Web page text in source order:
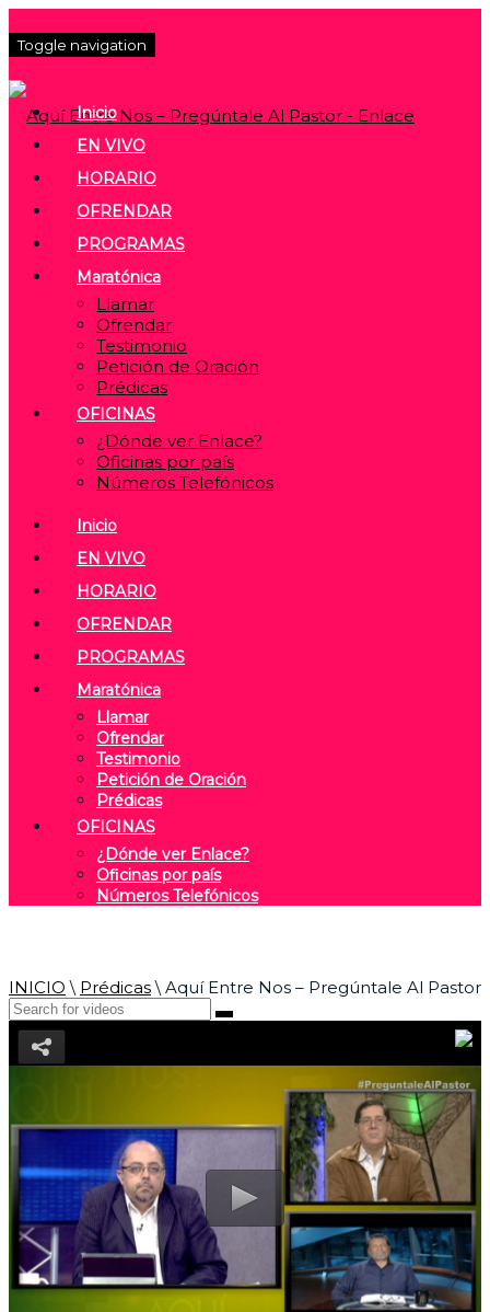
Toggle navigation
Inicio
EN VIVO
HORARIO
OFRENDAR
PROGRAMAS
Maratónica
Llamar
Ofrendar
Testimonio
Petición de Oración
Prédicas
OFICINAS
¿Dónde ver Enlace?
Oficinas por país
Números Telefónicos
Inicio
EN VIVO
HORARIO
OFRENDAR
PROGRAMAS
Maratónica
Llamar
Ofrendar
Testimonio
Petición de Oración
Prédicas
OFICINAS
¿Dónde ver Enlace?
Oficinas por país
Números Telefónicos
INICIO \ Prédicas\ Aquí Entre Nos – Pregúntale Al Pastor